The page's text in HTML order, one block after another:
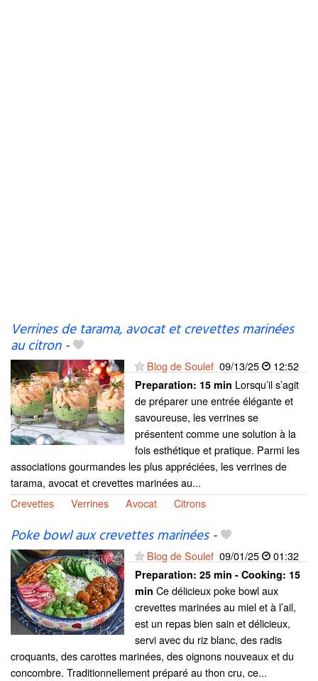
Verrines de tarama, avocat et crevettes marinées
au citron-
Blog de Soulef 09/13/25 12:52
Preparation: 15 min Lorsqu’il s’agit
de préparer une entrée élégante et
savoureuse, les verrines se
présentent comme une solution à la
fois esthétique et pratique. Parmi les
associations gourmandes les plus appréciées, les verrines de
tarama, avocat et crevettes marinées au...
Crevettes
Verrines Avocat Citrons
Poke bowl aux crevettes marinées-
Blog de Soulef 09/01/25 01:32
Preparation: 25 min - Cooking: 15
min Ce délicieux poke bowl aux
crevettes marinées au miel et à l’ail,
est un repas bien sain et délicieux,
servi avec du riz blanc, des radis
croquants, des carottes marinées, des oignons nouveaux et du
concombre. Traditionnellement préparé au thon cru, ce...